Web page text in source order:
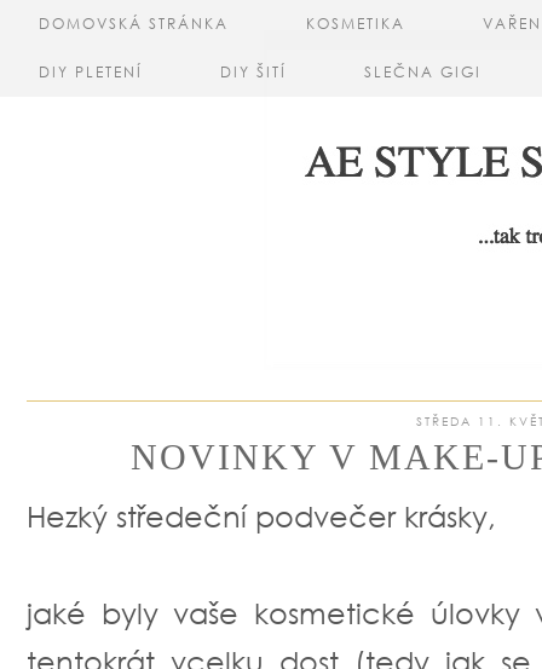
DOMOVSKÁ STRÁNKA KOSMETIKA
DIY PLETENÍ DIY ŠITÍ SLEČNA GIGI
STŘEDA 11.
NOVINKY V MAKE-
Hezký středeční podvečer krásky,
jaké byly vaše kosmetické
tentokrát vcelku dost (tedy jak